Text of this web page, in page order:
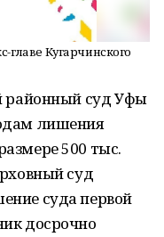
главе Кугарчинского
районный суд Уфы
лишения
500 тыс.
суд
суда первой
досрочно